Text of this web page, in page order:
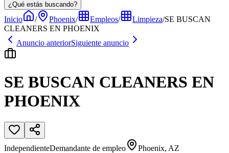
¿Qué estás buscando?
Inicio / Phoenix/ Empleos/ Limpieza/SE BUSCAN
CLEANERS EN PHOENIX
Anuncio anteriorSiguiente anuncio
SE BUSCAN CLEANERS EN
PHOENIX
IndependienteDemandante de empleo
Phoenix, AZ